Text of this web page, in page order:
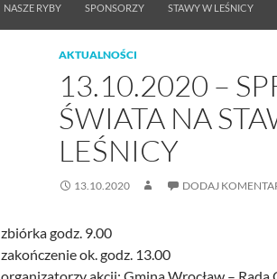
NASZE RYBY SPONSORZY STAWY W LEŚNICY
AKTUALNOŚCI
13.10.2020 –
ŚWIATA NA
LEŚNICY
13.10.2020 DODAJ
zbiórka godz. 9.00
zakończenie ok. godz. 13.00